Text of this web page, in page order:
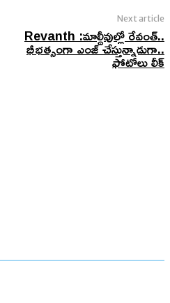
Next article
Revanth :మాల్దీవుల్లో రేవంత్‌..
భీభ‌త్సంగా ఎంజ్ చేస్తున్నాడుగా..
ఫోటోలు లీక్